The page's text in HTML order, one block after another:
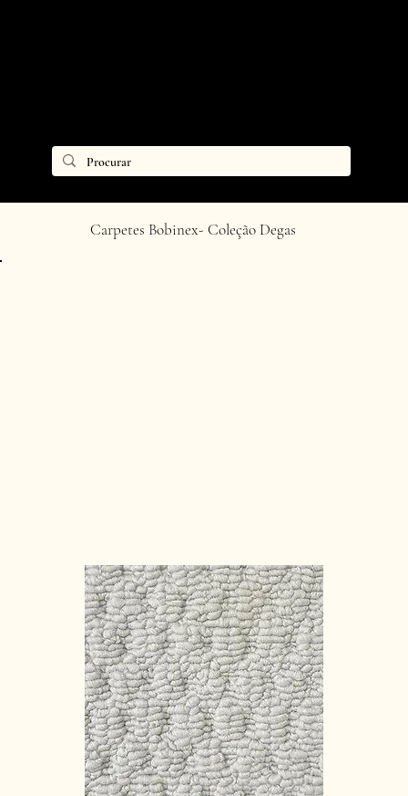
Carpetes Bobinex- Coleção Degas